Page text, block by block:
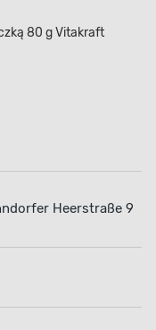
80 g Vitakraft
Heerstraße 9